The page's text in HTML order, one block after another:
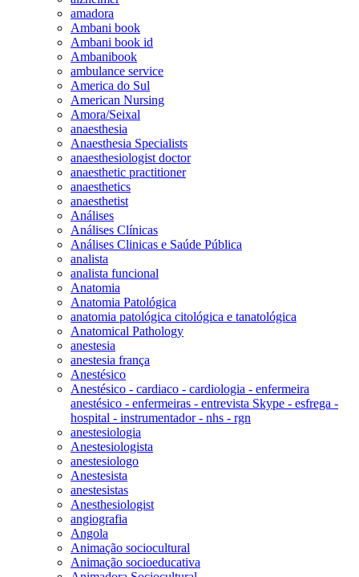
amadora
Ambani book
Ambani book id
Ambanibook
ambulance service
America do Sul
American Nursing
Amora/Seixal
anaesthesia
Anaesthesia Specialists
anaesthesiologist doctor
anaesthetic practitioner
anaesthetics
anaesthetist
Análises
Análises Clínicas
Análises Clinicas e Saúde Pública
analista
analista funcional
Anatomia
Anatomia Patológica
anatomia patológica citológica e tanatológica
Anatomical Pathology
anestesia
anestesia frança
Anestésico
Anestésico - cardiaco - cardiologia - enfermeira
anestésico - enfermeiras - entrevista Skype - esfrega -
hospital - instrumentador - nhs - rgn
anestesiologia
Anestesiologista
anestesiologo
Anestesista
anestesistas
Anesthesiologist
angiografia
Angola
Animação sociocultural
Animação socioeducativa